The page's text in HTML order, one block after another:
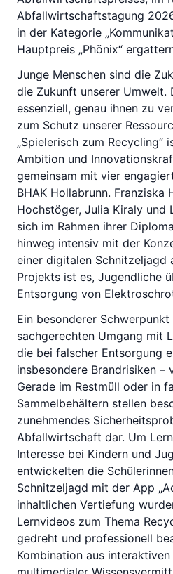
Abfallwirtschaftstagung
in der Kategorie
Hauptpreis „Phönix“
Junge Menschen sind die
die Zukunft unserer Umwelt.
essenziell, genau ihnen zu
zum Schutz unserer
„Spielerisch zum Recycling“
Ambition und
gemeinsam mit vier
BHAK Hollabrunn. Franziska
Hochstöger, Julia Kiraly und
sich im Rahmen ihrer
hinweg intensiv mit der
einer digitalen Schnitzeljagd
Projekts ist es, Jugendliche
Entsorgung von
Ein besonderer
sachgerechten Umgang mit
die bei falscher Entsorgung
insbesondere Brandrisiken –
Gerade im Restmüll oder in
Sammelbehältern stellen
zunehmendes
Abfallwirtschaft dar. Um
Interesse bei Kindern und
entwickelten die
Schnitzeljagd mit der App
inhaltlichen Vertiefung
Lernvideos zum Thema
gedreht und professionell
Kombination aus